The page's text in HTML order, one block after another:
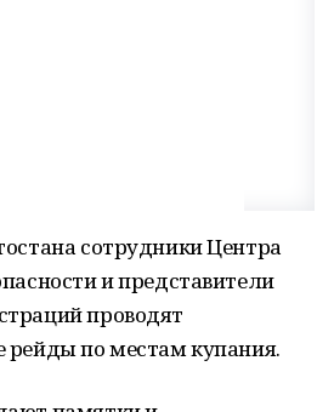
сотрудники Центра
и представители
проводят
рейды по местам купания.